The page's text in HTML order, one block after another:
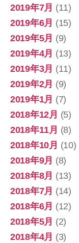
2019年7月 (11)
2019年6月 (15)
2019年5月 (9)
2019年4月 (13)
2019年3月 (11)
2019年2月 (9)
2019年1月 (7)
2018年12月 (5)
2018年11月 (8)
2018年10月 (10)
2018年9月 (8)
2018年8月 (13)
2018年7月 (14)
2018年6月 (12)
2018年5月 (2)
2018年4月 (3)